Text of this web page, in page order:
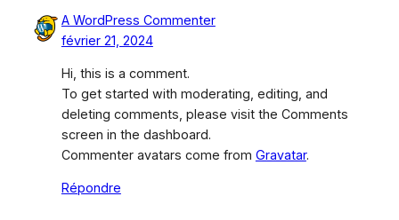
A WordPress Commenter
février 21, 2024
Hi, this is a comment.
To get started with moderating, editing, and
deleting comments, please visit the Comments
screen in the dashboard.
Commenter avatars come from Gravatar.
Répondre